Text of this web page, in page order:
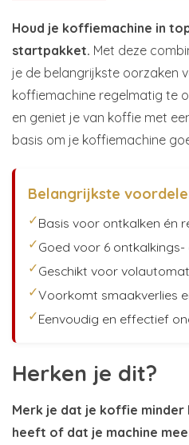
Houd je koffiemachine in
startpakket. Met deze
je de belangrijkste oorzaken
koffiemachine regelmatig te
en geniet je van koffie met
basis om je koffiemachine
Belangrijkste
✓Basis voor ontkalken én
✓Goed voor 6
✓Geschikt voor
✓Voorkomt smaakverlies
✓Eenvoudig en effectief
Herken je dit?
Merk je dat je koffie
heeft of dat je machine